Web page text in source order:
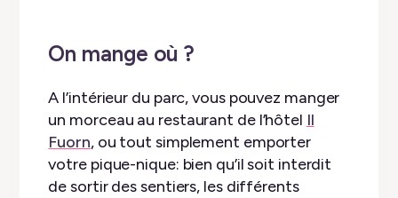
On mange où ?
A l’intérieur du parc, vous pouvez manger
un morceau au restaurant de l’hôtel Il
Fuorn, ou tout simplement emporter
votre pique-nique: bien qu’il soit interdit
de sortir des sentiers, les différents